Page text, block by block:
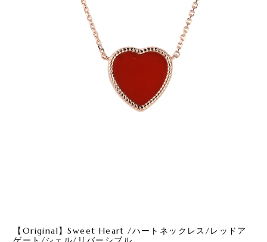
【Original】Sweet Heart /ハートネックレス/レッドア